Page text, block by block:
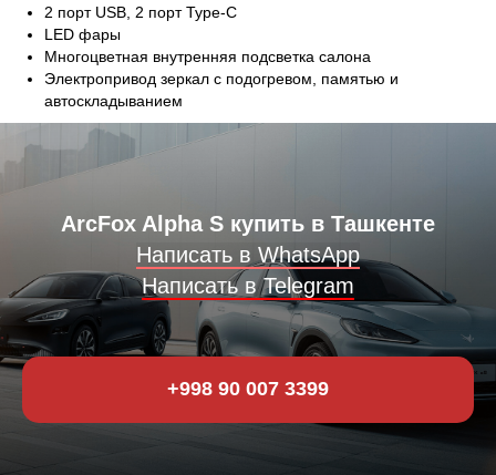
2 порт USB, 2 порт Type-C
LED фары
Многоцветная внутренняя подсветка салона
Электропривод зеркал с подогревом, памятью и
автоскладыванием
ArcFox Alpha S купить в Ташкенте
Написать в WhatsApp
Написать в Telegram
+998 90 007 3399